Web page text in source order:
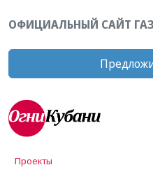
ОФИЦИАЛЬНЫЙ САЙТ
Проекты